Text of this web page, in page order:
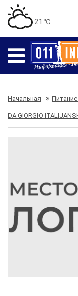
21 ℃
Начальная
DA GIORGIO